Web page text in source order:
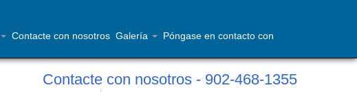
Contacte con nosotros Galería Póngase en contacto con
Contacte con nosotros - 902-468-1355